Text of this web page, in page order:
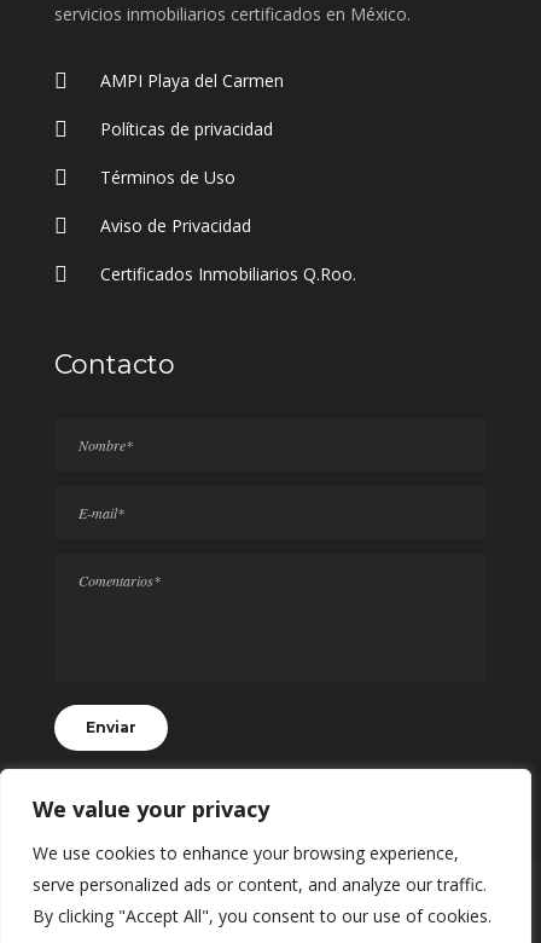
We value your privacy
We use cookies to enhance your browsing experience,
serve personalized ads or content, and analyze our traffic.
By clicking "Accept All", you consent to our use of cookies.
servicios inmobiliarios certificados en México.
AMPI Playa del Carmen
Políticas de privacidad
Términos de Uso
Aviso de Privacidad
Certificados Inmobiliarios Q.Roo.
Contacto
© 2024 Todos los Derechos Reservados
Realting.mx | Desarrollado porSII BALAMcon ♥